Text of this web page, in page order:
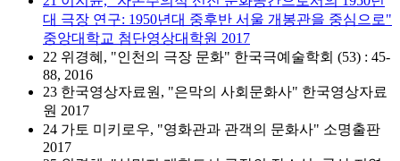
대 극장 연구: 1950년대 중후반 서울 개봉관을 중심으로"
중앙대학교 첨단영상대학원 2017
22 위경혜, "인천의 극장 문화" 한국극예술학회 (53) : 45-
88, 2016
23 한국영상자료원, "은막의 사회문화사" 한국영상자료
원 2017
24 가토 미키로우, "영화관과 관객의 문화사" 소명출판
2017